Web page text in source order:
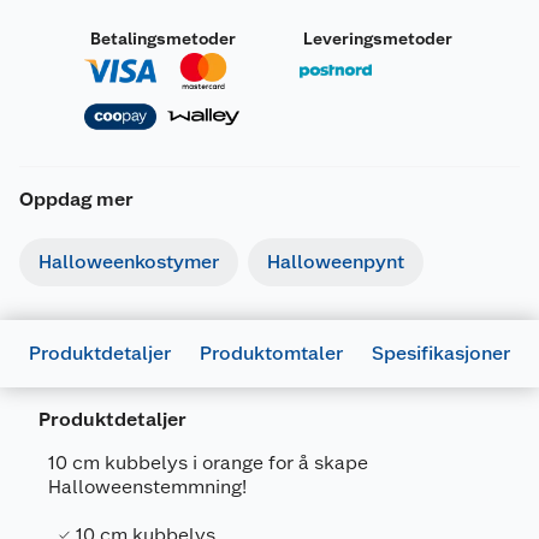
Betalingsmetoder Leveringsmetoder
Oppdag mer
Halloweenkostymer Halloweenpynt
Produktdetaljer Produktomtaler Spesifikasjoner
Produktdetaljer
10 cm kubbelys i orange for å skape
Halloweenstemmning!
Artikkelnummer
Leverandørens artikkelnummer